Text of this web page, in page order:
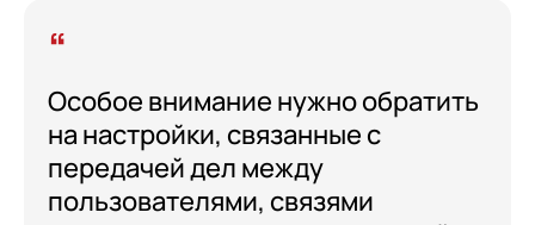
Особое внимание нужно обратить
на настройки, связанные с
передачей дел между
пользователями, связями